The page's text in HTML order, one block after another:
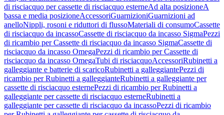
di risciacquo per cassette di risciacquo esterneAd alta posizioneA
bassa e media posizioneAccessoriGuarnizioniGuarnizioni ad
anelloNippli, rosoni e riduttori di flussoMateriali di consumoCassette
di risciacquo da incassoCassette di risciacquo da incasso SigmaPezzi
di ricambio per Cassette di risciacquo da incasso SigmaCassette di
risciacquo da incasso OmegaPezzi di ricambio per Cassette di
risciacquo da incasso OmegaTubi di risciacquoAccessoriRubinetti a
galleggiante e batterie di scaricoRubinetti a galleggiantePezzi di
ricambio per Rubinetti a galleggianteRubinetti a galleggiante per
cassette di risciacquo esternePezzi di ricambio per Rubinetti a
galleggiante per cassette di risciacquo esterneRubinetti a
galleggiante per cassette di risciacquo da incassoPezzi di ricambio